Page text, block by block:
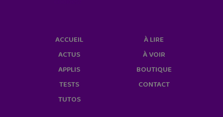
ACCUEIL
ACTUS
APPLIS
TESTS
TUTOS
À LIRE
À VOIR
BOUTIQUE
CONTACT